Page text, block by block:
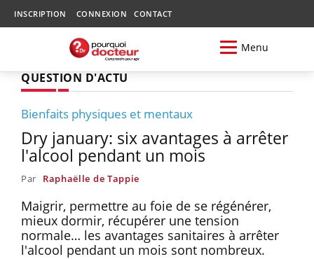
INSCRIPTION CONNEXION CONTACT
Menu
QUESTION D'ACTU
Bienfaits physiques et mentaux
Dry january: six avantages à arrêter
l'alcool pendant un mois
Par Raphaëlle de Tappie
Maigrir, permettre au foie de se régénérer,
mieux dormir, récupérer une tension
normale… les avantages sanitaires à arrêter
l'alcool pendant un mois sont nombreux.